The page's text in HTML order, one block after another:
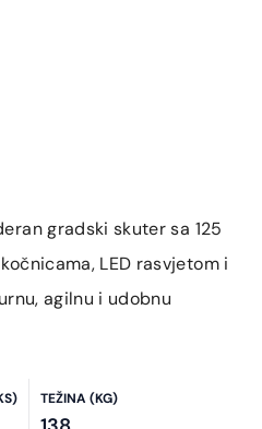
gradski skuter sa 125
LED rasvjetom i
agilnu i udobnu
TEŽINA (KG)